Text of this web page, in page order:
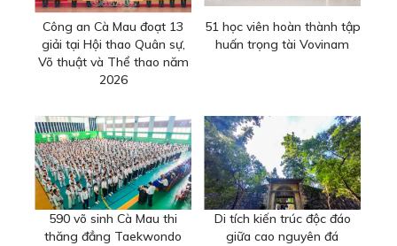
Công an Cà Mau đoạt 13
giải tại Hội thao Quân sự,
Võ thuật và Thể thao năm
2026
51 học viên hoàn thành tập
huấn trọng tài Vovinam
590 võ sinh Cà Mau thi
thăng đẳng Taekwondo
Di tích kiến trúc độc đáo
giữa cao nguyên đá